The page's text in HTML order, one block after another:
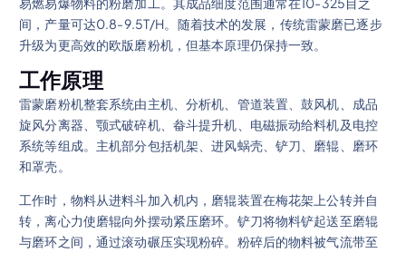
间，产量可达0.8-9.5T/H。随着技术的发展，传统雷蒙磨已逐步
升级为更高效的欧版磨粉机，但基本原理仍保持一致。
工作原理
雷蒙磨粉机整套系统由主机、分析机、管道装置、鼓风机、成品
旋风分离器、颚式破碎机、畚斗提升机、电磁振动给料机及电控
系统等组成。主机部分包括机架、进风蜗壳、铲刀、磨辊、磨环
和罩壳。
工作时，物料从进料斗加入机内，磨辊装置在梅花架上公转并自
转，离心力使磨辊向外摆动紧压磨环。铲刀将物料铲起送至磨辊
与磨环之间，通过滚动碾压实现粉碎。粉碎后的物料被气流带至